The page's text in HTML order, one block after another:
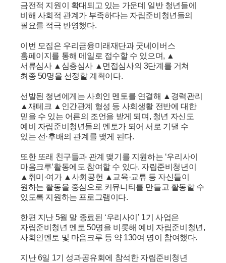
금전적 지원이 확대되고 있는 가운데 일반 청년들에
비해 사회적 관계가 부족하다는 자립준비청년들의
필요를 적극 반영했다.
이번 모집은 우리금융미래재단과 굿네이버스
홈페이지를 통해 메일로 접수할 수 있으며, ▲
서류심사 ▲심층심사 ▲면접심사의 3단계를 거쳐
최종 50명을 선정할 계획이다.
선발된 청년에게는 사회인 멘토를 연결해 ▲경력관리
▲재테크 ▲인간관계 형성 등 사회생활 전반에 대한
믿을 수 있는 어른의 조언을 받게 되며, 청년 자신도
예비 자립준비청년들의 멘토가 되어 서로 기댈 수
있는 선·후배의 관계를 맺게 된다.
또한 또래 친구들과 관계 맺기를 지원하는 ‘우리사이
마음크루’활동에도 참여할 수 있다. 자립준비청년이
▲취미·여가 ▲사회공헌 ▲교육·교류 등 자신들이
원하는 활동을 중심으로 커뮤니티를 만들고 활동할 수
있도록 지원하는 프로그램이다.
한편 지난 5월 말 종료된 ‘우리사이’ 1기 사업은
자립준비청년 멘토 50명을 비롯해 예비 자립준비청년,
사회인멘토 및 마음크루 등 약 130여 명이 참여했다.
지난 6일 1기 성과공유회에 참석한 자립준비청년